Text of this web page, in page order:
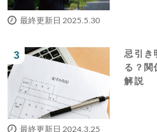
最終更新日 2025.5.30
忌引き
る？関
解説
最終更新日 2024.3.25